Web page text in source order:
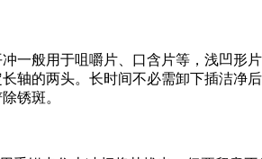
般用于咀嚼片、口含片等，浅凹形
轴的两头。长时间不必需卸下插洁
锈斑。